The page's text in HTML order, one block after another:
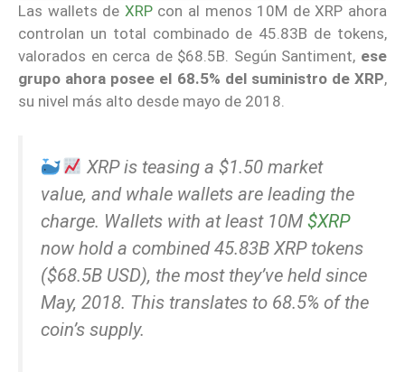
Las wallets de XRPcon al menos 10M de XRP ahora
controlan un total combinado de 45.83B de tokens,
valorados en cerca de $68.5B. Según Santiment, ese
grupo ahora posee el 68.5% del suministro de XRP,
su nivel más alto desde mayo de 2018.
XRP is teasing a $1.50 market
value, and whale wallets are leading the
charge. Wallets with at least 10M $XRP
now hold a combined 45.83B XRP tokens
($68.5B USD), the most they’ve held since
May, 2018. This translates to 68.5% of the
coin’s supply.